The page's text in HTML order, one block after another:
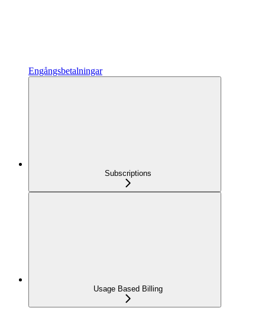
Engångsbetalningar
Subscriptions
Usage Based Billing